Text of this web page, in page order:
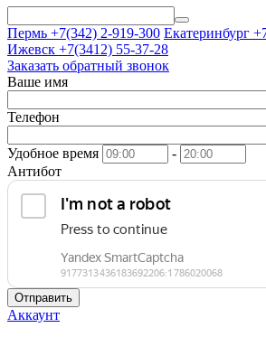
Пермь +7(342) 2-919-300 Екатеринбург
Ижевск +7(3412) 55-37-28
Заказать обратный звонок
Ваше имя
Телефон
Удобное время
-
Антибот
Отправить
Аккаунт